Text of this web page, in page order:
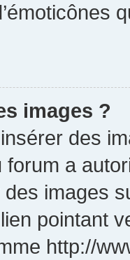
images ?
des
forum a
images
pointant
http://